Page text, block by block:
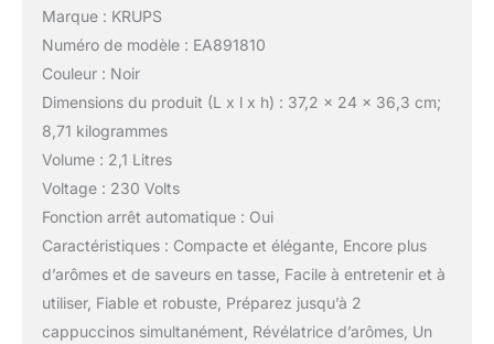
Marque : KRUPS
Numéro de modèle : EA891810
Couleur : Noir
Dimensions du produit (L x l x h) : 37,2 x 24 x 36,3 cm;
8,71 kilogrammes
Volume : 2,1 Litres
Voltage : 230 Volts
Fonction arrêt automatique : Oui
Caractéristiques : Compacte et élégante, Encore plus
d’arômes et de saveurs en tasse, Facile à entretenir et à
utiliser, Fiable et robuste, Préparez jusqu’à 2
cappuccinos simultanément, Révélatrice d’arômes, Un